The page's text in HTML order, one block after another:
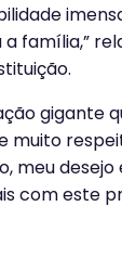
família,”
gigante
muito
meu desejo
com este